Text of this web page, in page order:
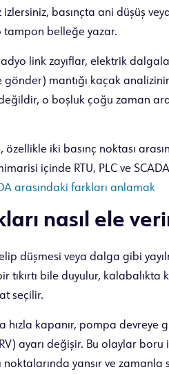
basınçta ani düşüş
tampon belleğe yazar.
link zayıflar, elektrik
mantığı kaçak
o boşluk çoğu zaman
iki basınç noktası
içinde RTU, PLC ve
arasındaki farkları anlamak
nasıl ele
düşmesi veya dalga gibi
bile duyulur, kalabalıkta
seçilir.
hızla kapanır, pompa devreye
ayarı değişir. Bu olaylar boru
yansır ve zamanla